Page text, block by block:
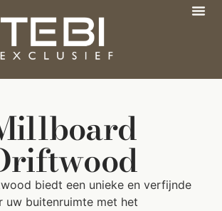
biedt een unieke en verfijnde
uw buitenruimte met het